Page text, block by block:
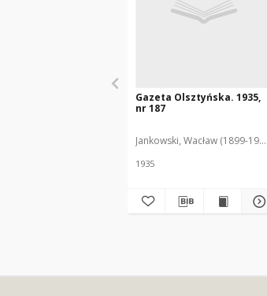
Gazeta Olsztyńska. 1935,
nr 187
Jankowski, Wacław (1899-
1935